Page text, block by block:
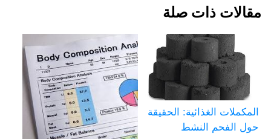
مقالات ذات صلة
المكملات الغذائية: الحقيقة
حول الفحم النشط